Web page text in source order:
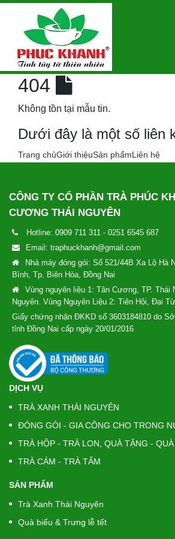
404
Không tồn tại mẫu tin.
Dưới đây là một số liên
Trang chủGiới thiệuSản phẩmLiên hệ
CÔNG TY CỔ PHẦN TRÀ PHÚC
CƯƠNG THÁI NGUYÊN
Hotline: 0909 711 311 - 0251 6545 687
Email: traphuckhanh@gmail.com
Nhà máy đóng gói: Số 521/44B Xa Lộ Hà
Bình, Tp. Biên Hòa, Đồng Nai
Vùng nguyên liệu 1: Tân Cương, TP. Thái
Nguyên. Vùng Nguyên Liệu 2: Tiên Hội, Đại
Giấy chứng nhận ĐKKD số 3603184810 do
tỉnh Đồng Nai cấp ngày 20/01/2016
DỊCH VỤ
TRÀ XANH THÁI NGUYÊN
ĐÓNG GÓI - GIA CÔNG CHO TRONG
TRÀ HỘP - TRÀ LON, QUÀ TẶNG - QUÀ
TRÀ CÁM - TRÀ TẤM
SẢN PHẨM
Trà Xanh Thái Nguyên
Quà biếu & Trưng lễ tết